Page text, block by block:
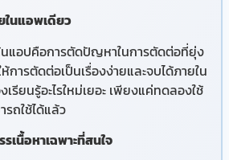
ในแอพเดียว
แอปคือการตัดปัญหาในการตัดต่อที่ยุ่ง
การตัดต่อเป็นเรื่องง่ายและจบได้ภายใน
รียนรู้อะไรใหม่เยอะ เพียงแค่ทดลองใช้
ถใช้ได้แล้ว
นื้อหาเฉพาะที่สนใจ